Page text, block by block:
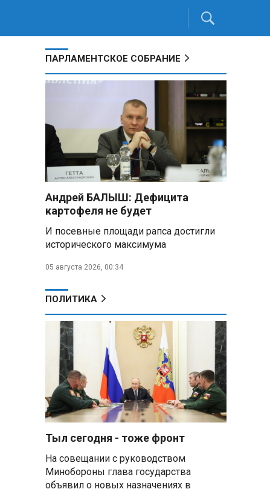
ПАРЛАМЕНТСКОЕ СОБРАНИЕ
Андрей БАЛЫШ: Дефицита
картофеля не будет
И посевные площади рапса достигли
исторического максимума
05 августа 2026, 00:34
ПОЛИТИКА
Тыл сегодня - тоже фронт
На совещании с руководством
Минобороны глава государства
объявил о новых назначениях в